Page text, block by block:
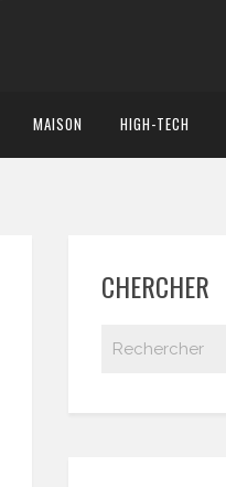
MAISON HIGH-TECH
CHERCHER